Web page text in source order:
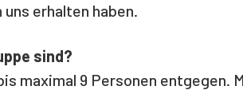
erhalten haben.
sind?
maximal 9 Personen entgegen.